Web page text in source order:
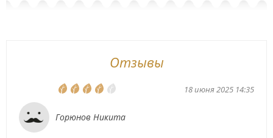
Отзывы
18 июня 2025 14:35
Горюнов Никита